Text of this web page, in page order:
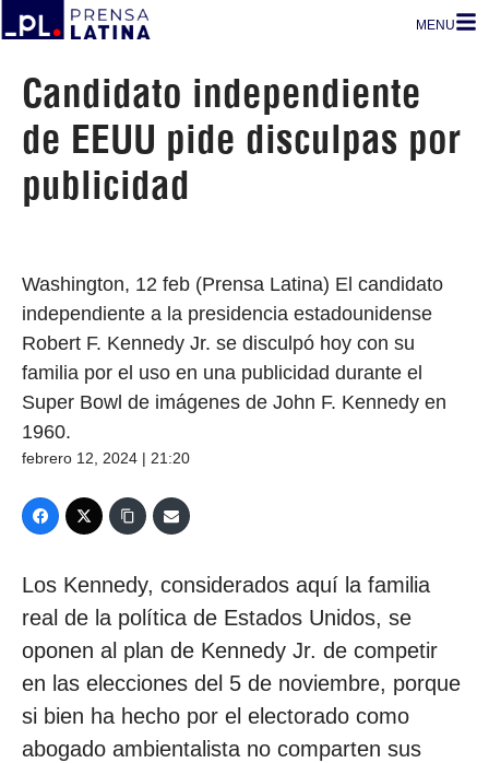
MENU
Candidato independiente
de EEUU pide disculpas por
publicidad
Washington, 12 feb (Prensa Latina) El candidato
independiente a la presidencia estadounidense
Robert F. Kennedy Jr. se disculpó hoy con su
familia por el uso en una publicidad durante el
Super Bowl de imágenes de John F. Kennedy en
1960.
febrero 12, 2024 | 21:20
Los Kennedy, considerados aquí la familia
real de la política de Estados Unidos, se
oponen al plan de Kennedy Jr. de competir
en las elecciones del 5 de noviembre, porque
si bien ha hecho por el electorado como
abogado ambientalista no comparten sus